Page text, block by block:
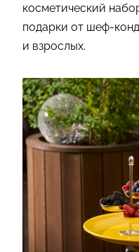
косметический
подарки от шеф-
и взрослых.